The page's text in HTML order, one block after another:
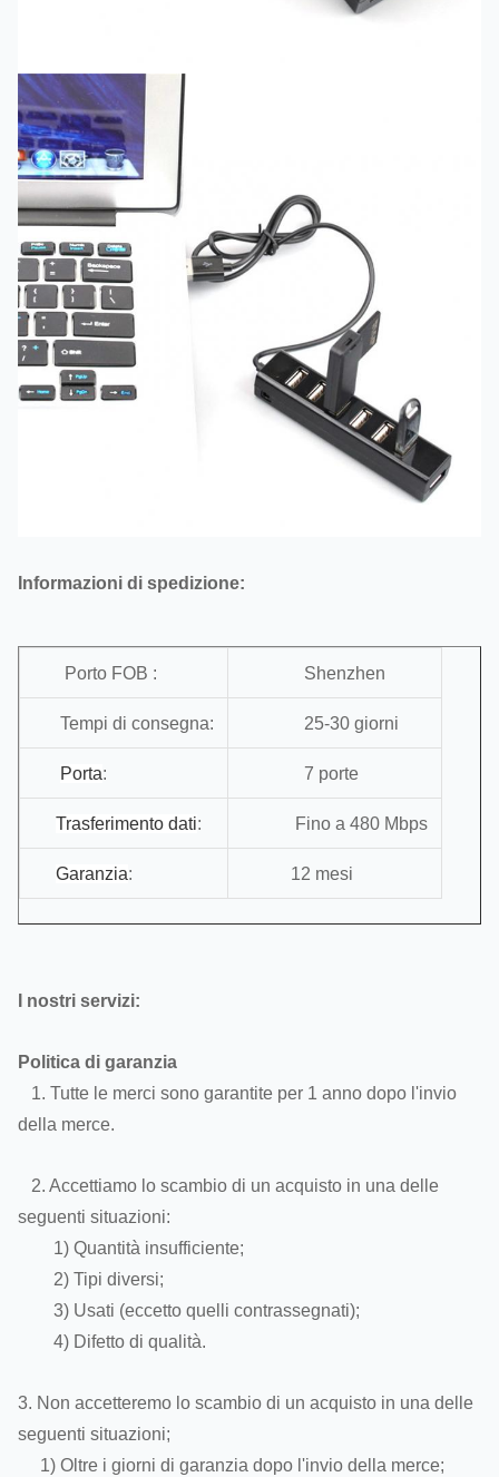
Informazioni di spedizione:
Porto FOB : Shenzhen
Tempi di consegna: 25-30 giorni
Porta: 7 porte
Trasferimento dati: Fino a 480 Mbps
Garanzia: 12 mesi
I nostri servizi:
Politica di garanzia
1. Tutte le merci sono garantite per 1 anno dopo l'invio
della merce.
2. Accettiamo lo scambio di un acquisto in una delle
seguenti situazioni:
1) Quantità insufficiente;
2) Tipi diversi;
3) Usati (eccetto quelli contrassegnati);
4) Difetto di qualità.
3. Non accetteremo lo scambio di un acquisto in una delle
seguenti situazioni;
1) Oltre i giorni di garanzia dopo l'invio della merce;